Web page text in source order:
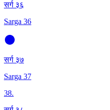
सर्ग ३६
Sarga 36
सर्ग ३७
Sarga 37
38.